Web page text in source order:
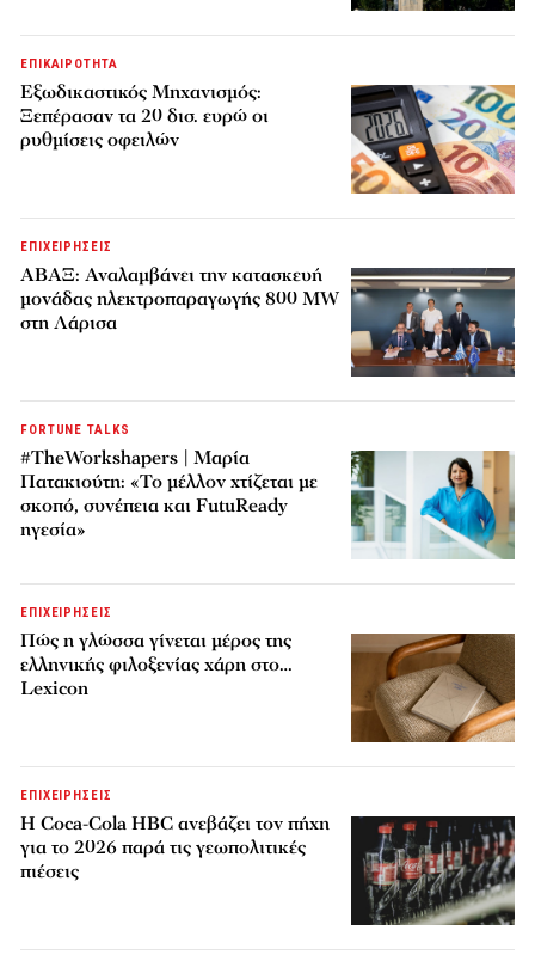
ΕΠΙΚΑΙΡΟΤΗΤΑ
Εξωδικαστικός Μηχανισμός:
Ξεπέρασαν τα 20 δισ. ευρώ οι
ρυθμίσεις οφειλών
ΕΠΙΧΕΙΡΗΣΕΙΣ
ΑΒΑΞ: Αναλαμβάνει την κατασκευή
μονάδας ηλεκτροπαραγωγής 800 MW
στη Λάρισα
FORTUNE TALKS
#TheWorkshapers | Μαρία
Πατακιούτη: «Το μέλλον χτίζεται με
σκοπό, συνέπεια και FutuReady
ηγεσία»
ΕΠΙΧΕΙΡΗΣΕΙΣ
Πώς η γλώσσα γίνεται μέρος της
ελληνικής φιλοξενίας χάρη στο…
Lexicon
ΕΠΙΧΕΙΡΗΣΕΙΣ
Η Coca-Cola HBC ανεβάζει τον πήχη
για το 2026 παρά τις γεωπολιτικές
πιέσεις